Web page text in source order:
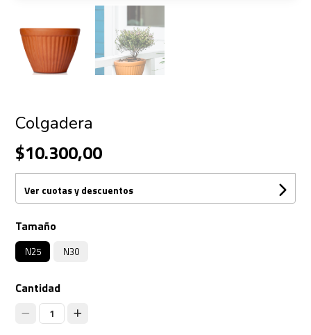
Colgadera
$10.300,00
Ver cuotas y descuentos
Tamaño
N25 N30
Cantidad
1